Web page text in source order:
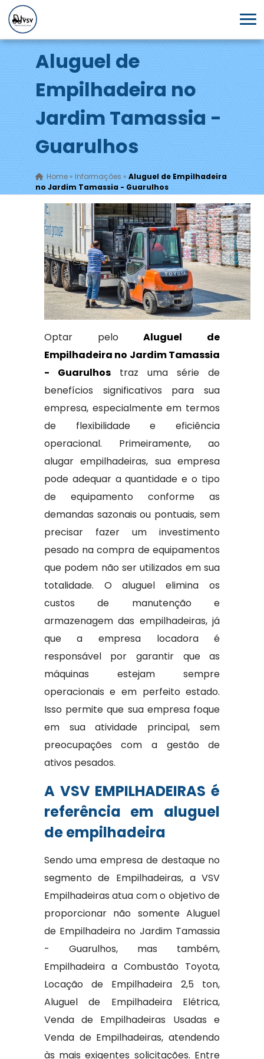
Aluguel de
Empilhadeira no
Jardim Tamassia -
Guarulhos
Home» Informações » Aluguel de Empilhadeira
no Jardim Tamassia - Guarulhos
Optar peloAluguel de
Empilhadeira no Jardim Tamassia
- Guarulhostraz uma série de
benefícios significativos para sua
empresa, especialmente em termos
de flexibilidade e eficiência
operacional. Primeiramente, ao
alugar empilhadeiras, sua empresa
pode adequar a quantidade e o tipo
de equipamento conforme as
demandas sazonais ou pontuais, sem
precisar fazer um investimento
pesado na compra de equipamentos
que podem não ser utilizados em sua
totalidade. O aluguel elimina os
custos de manutenção e
armazenagem das empilhadeiras, já
que a empresa locadora é
responsável por garantir que as
máquinas estejam sempre
operacionais e em perfeito estado.
Isso permite que sua empresa foque
em sua atividade principal, sem
preocupações com a gestão de
ativos pesados.
A VSV EMPILHADEIRAS é
referência em aluguel
de empilhadeira
Sendo uma empresa de destaque no
segmento de Empilhadeiras, a VSV
Empilhadeiras atua com o objetivo de
proporcionar não somente Aluguel
de Empilhadeira no Jardim Tamassia
- Guarulhos, mas também,
Empilhadeira a Combustão Toyota,
Locação de Empilhadeira 2,5 ton,
Aluguel de Empilhadeira Elétrica,
Venda de Empilhadeiras Usadas e
Venda de Empilhadeiras, atendendo
às mais exigentes solicitações. Entre